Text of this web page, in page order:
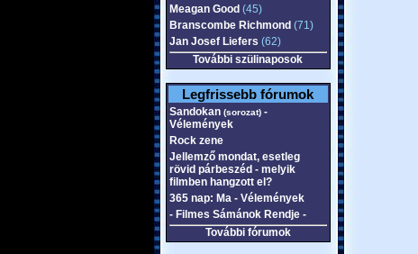
Meagan Good (45)
Branscombe Richmond (71)
Jan Josef Liefers (62)
További szülinaposok
Legfrissebb fórumok
Sandokan (sorozat)-
Vélemények
Rock zene
Jellemző mondat, esetleg
rövid párbeszéd - melyik
filmben hangzott el?
365 nap: Ma - Vélemények
- Filmes Sámánok Rendje -
További fórumok